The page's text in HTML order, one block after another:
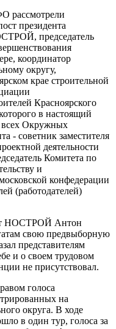
рассмотрели
президента
председатель
координатор
округу,
крае строительной
Красноярского
в настоящий
всех Окружных
- советник заместителя
деятельности
Комитета по
и
конфедерации
(работодателей)
НОСТРОЙ Антон
свою предвыборную
представителям
и о своем трудовом
не присутствовал.
голоса
на
округа. В ходе
в один тур, голоса за